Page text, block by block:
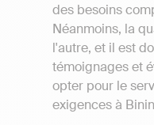
des besoins
Néanmoins, la
l'autre, et il est
témoignages et
opter pour le
exigences à